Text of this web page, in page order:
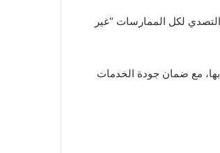
لكل الممارسات “غير
مع ضمان جودة الخدمات